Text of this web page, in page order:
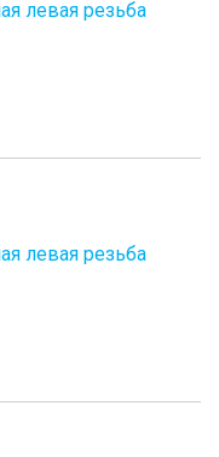
левая резьба
левая резьба